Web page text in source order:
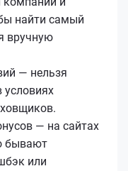
найти самый
вручную
— нельзя
условиях
— на сайтах
бывают
или